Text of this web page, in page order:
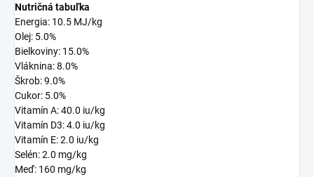
Nutričná tabuľka
Energia: 10.5 MJ/kg
Olej: 5.0%
Bielkoviny: 15.0%
Vláknina: 8.0%
Škrob: 9.0%
Cukor: 5.0%
Vitamín A: 40.0 iu/kg
Vitamín D3: 4.0 iu/kg
Vitamín E: 2.0 iu/kg
Selén: 2.0 mg/kg
Meď: 160 mg/kg